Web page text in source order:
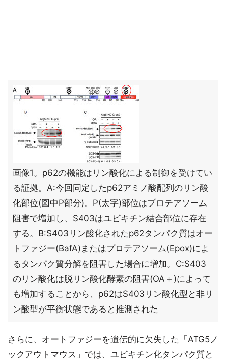
画像1。p62の機能はリン酸化による制御を受けてい
る証拠。A:今回同定したp62アミノ酸配列のリン酸
化部位(図中P部分)。P(太字)部位はプロテアソーム
阻害で増加し、S403はユビキチン結合部位に存在
する。B:S403リン酸化されたp62タンパク質はオー
トファジー(BafA)またはプロテアソーム(Epox)によ
るタンパク質分解を阻害した場合に増加。C:S403
のリン酸化は脱リン酸化酵素の阻害(OA＋)によって
も増加することから、p62はS403リン酸化型と非リ
ン酸型が平衡状態であると推測された
さらに、オートファジーを遺伝的に欠失した「ATG5ノ
ックアウトマウス」では、ユビキチン化タンパク質と